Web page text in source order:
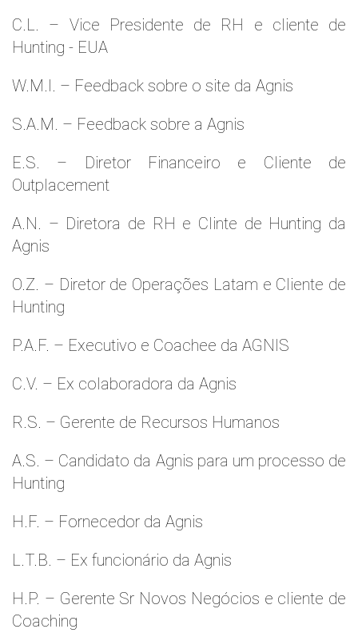
C.L. – Vice Presidente de RH e cliente de
Hunting - EUA
W.M.l. – Feedback sobre o site da Agnis
S.A.M. – Feedback sobre a Agnis
E.S. – Diretor Financeiro e Cliente de
Outplacement
A.N. – Diretora de RH e Clinte de Hunting da
Agnis
O.Z. – Diretor de Operações Latam e Cliente de
Hunting
P.A.F. – Executivo e Coachee da AGNIS
C.V. – Ex colaboradora da Agnis
R.S. – Gerente de Recursos Humanos
A.S. – Candidato da Agnis para um processo de
Hunting
H.F. – Fornecedor da Agnis
L.T.B. – Ex funcionário da Agnis
H.P. – Gerente Sr Novos Negócios e cliente de
Coaching